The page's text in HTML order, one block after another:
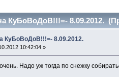
КуБоВоДоВ!!!=- 8.09.2012.
КуБоВоДоВ!!!=- 8.09.2012.
10:42:04 »
Надо уж тогда по снежку